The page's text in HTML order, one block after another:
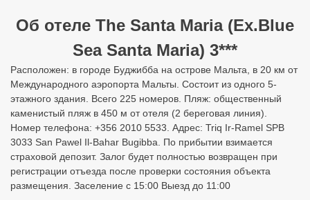
Об отеле The Santa Maria (Ex.Blue
Sea Santa Maria) 3***
Расположен: в городе Буджибба на острове Мальта, в 20 км от
Международного аэропорта Мальты. Состоит из одного 5-
этажного здания. Всего 225 номеров. Пляж: общественный
каменистый пляж в 450 м от отеля (2 береговая линия).
Номер телефона: +356 2010 5533. Адрес: Triq Ir-Ramel SPB
3033 San Pawel Il-Bahar Bugibba. По прибытии взимается
страховой депозит. Залог будет полностью возвращен при
регистрации отъезда после проверки состояния объекта
размещения. Заселение с 15:00 Выезд до 11:00